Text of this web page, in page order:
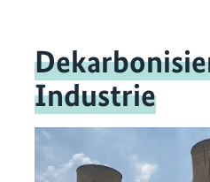
Industrie